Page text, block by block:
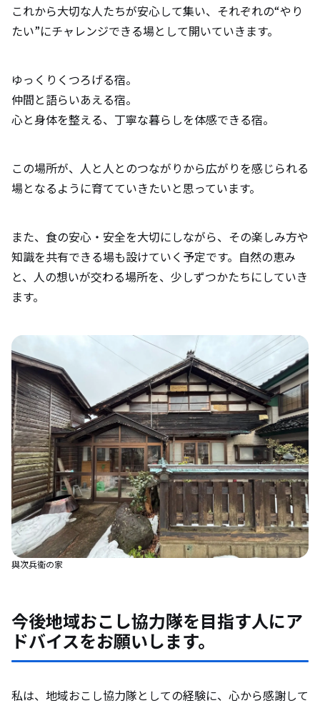
これから大切な人たちが安心して集い、それぞれの“やり
たい”にチャレンジできる場として開いていきます。
ゆっくりくつろげる宿。
仲間と語らいあえる宿。
心と身体を整える、丁寧な暮らしを体感できる宿。
この場所が、人と人とのつながりから広がりを感じられる
場となるように育てていきたいと思っています。
また、食の安心・安全を大切にしながら、その楽しみ方や
知識を共有できる場も設けていく予定です。自然の恵み
と、人の想いが交わる場所を、少しずつかたちにしていき
ます。
與次兵衞の家
今後地域おこし協力隊を目指す人にア
ドバイスをお願いします。
私は、地域おこし協力隊としての経験に、心から感謝して